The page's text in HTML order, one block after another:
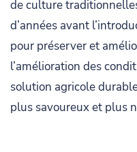
de culture
d’années avant
pour préserver et
l’amélioration des
solution agricole
plus savoureux et plus